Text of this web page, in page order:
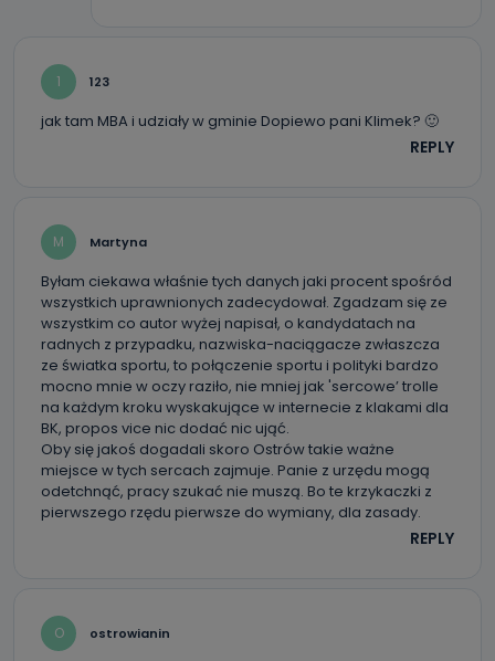
1 123
jak tam MBA i udziały w gminie Dopiewo pani Klimek? 🙂
REPLY
M Martyna
Byłam ciekawa właśnie tych danych jaki procent spośród
wszystkich uprawnionych zadecydował. Zgadzam się ze
wszystkim co autor wyżej napisał, o kandydatach na
radnych z przypadku, nazwiska-naciągacze zwłaszcza
ze światka sportu, to połączenie sportu i polityki bardzo
mocno mnie w oczy raziło, nie mniej jak 'sercowe’ trolle
na każdym kroku wyskakujące w internecie z klakami dla
BK, propos vice nic dodać nic ująć.
Oby się jakoś dogadali skoro Ostrów takie ważne
miejsce w tych sercach zajmuje. Panie z urzędu mogą
odetchnąć, pracy szukać nie muszą. Bo te krzykaczki z
pierwszego rzędu pierwsze do wymiany, dla zasady.
REPLY
O ostrowianin